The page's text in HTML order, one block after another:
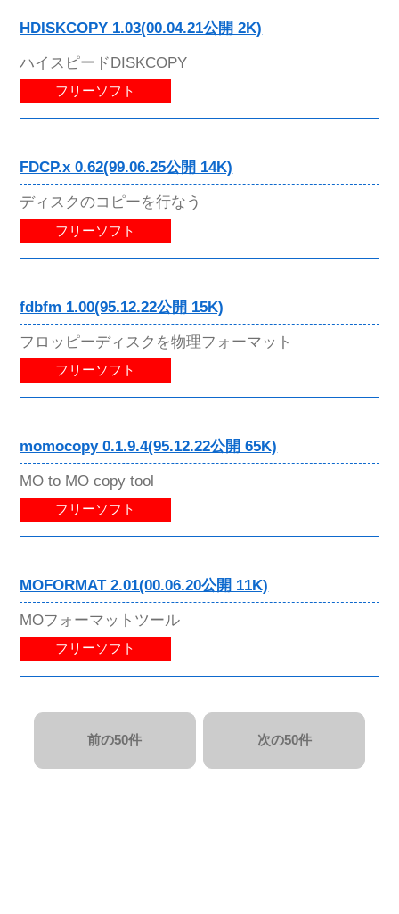
HDISKCOPY 1.03(00.04.21公開 2K)
ハイスピードDISKCOPY
フリーソフト
FDCP.x 0.62(99.06.25公開 14K)
ディスクのコピーを行なう
フリーソフト
fdbfm 1.00(95.12.22公開 15K)
フロッピーディスクを物理フォーマット
フリーソフト
momocopy 0.1.9.4(95.12.22公開 65K)
MO to MO copy tool
フリーソフト
MOFORMAT 2.01(00.06.20公開 11K)
MOフォーマットツール
フリーソフト
前の50件 次の50件